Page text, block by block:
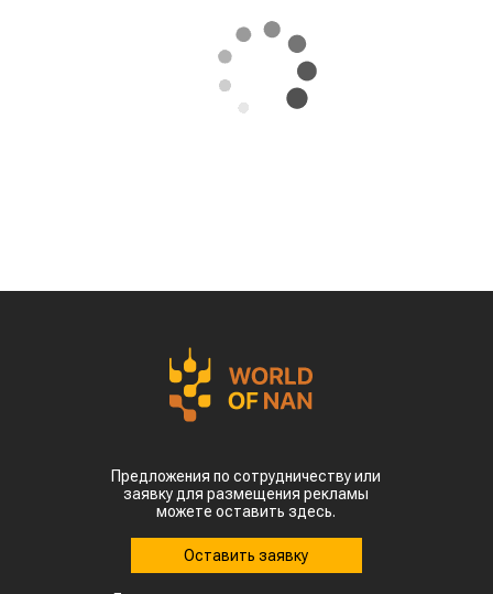
Экстремальная жара охватила ключевые
сельскохозяйственные регионы Китая.
Власти страны предупреждают о возможных
потерях урожая кукурузы, риса, хлопка и сои
столбики термометров местами приближаются к
Высокие температуры пришлись на период
повышенная влажность создает благоприятные
условия для распространения вредителей и
увеличить объемы орошения и принять
дополнительные меры для защиты посевов.